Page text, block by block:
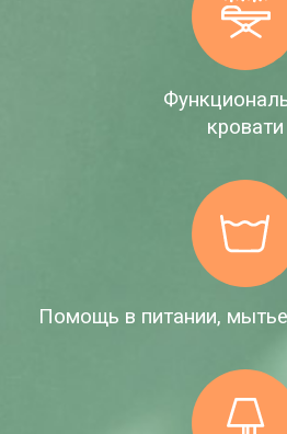
кровати
Помощь в питании,